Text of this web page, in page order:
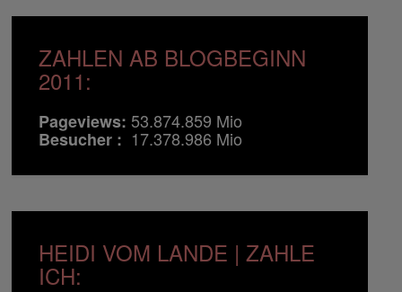
ZAHLEN AB BLOGBEGINN
2011:
Pageviews: 53.874.859 Mio
Besucher : 17.378.986 Mio
HEIDI VOM LANDE | ZAHLE
ICH: